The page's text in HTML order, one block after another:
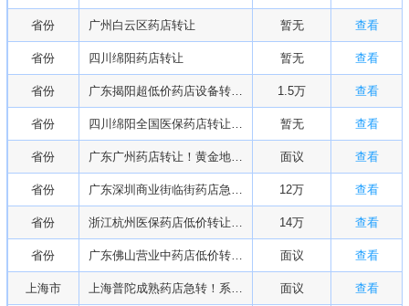
省份 广州白云区药店转让 暂无 查看
省份 四川绵阳药店转让 暂无 查看
省份 广东揭阳超低价药店设备转让！1.5 万自提，成本 5 万，可谈收购，租期还有 2 年 1.5万 查看
省份 四川绵阳全国医保药店转让！18 万，设备齐全，社区黄金位置，接手无风险 暂无 查看
省份 广东广州药店转让！黄金地段客流稳定，医保定点，接手即盈利 面议 查看
省份 广东深圳商业街临街药店急转！多年老店，办公 / 学生客流稳定，接手即营 12万 查看
省份 浙江杭州医保药店低价转让！医院 + 产业园 + 小区三重客流，持续盈利，价格可谈 14万 查看
省份 广东佛山营业中药店低价转让！位置优越，证照齐全，接手无需额外投入 面议 查看
上海市 上海普陀成熟药店急转！系统设备齐全，17 年口碑老店，接手即盈利 面议 查看